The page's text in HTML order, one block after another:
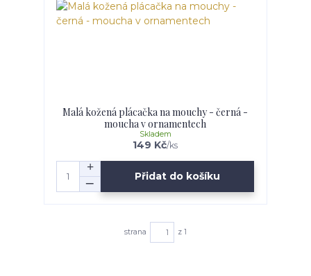
Malá kožená plácačka na mouchy - černá -
moucha v ornamentech
149 Kč/ks
Skladem
Přidat do košíku
strana z 1